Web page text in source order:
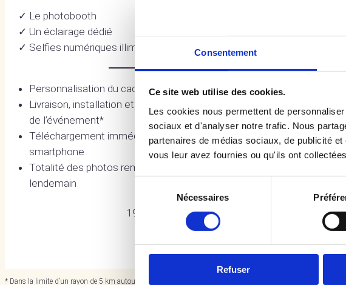
Consentement
Ce site web utilise des cookies.
Les cookies nous permettent de
sociaux et d'analyser notre trafic. Nous
partenaires de médias sociaux, de publicité
vous leur avez fournies ou qu'ils ont
consentement
Nécessaires
Refuser
Le photobooth
Un éclairage dédié
Selfies numériques illimités
Personnalisation du cadre
Livraison, installation et reprise du matériel sur le lieux
de l’événement*
Téléchargement immédiat des selfies sur
smartphone
Totalité des photos remises à l’organisateur dès le
lendemain
199 €
Selfies
Livraison,
de
lendemain
* Dans la limite d’un rayon de 5 km autour de Bayeux et 5 km autour de Caen. Au delà un forfait livraison sera